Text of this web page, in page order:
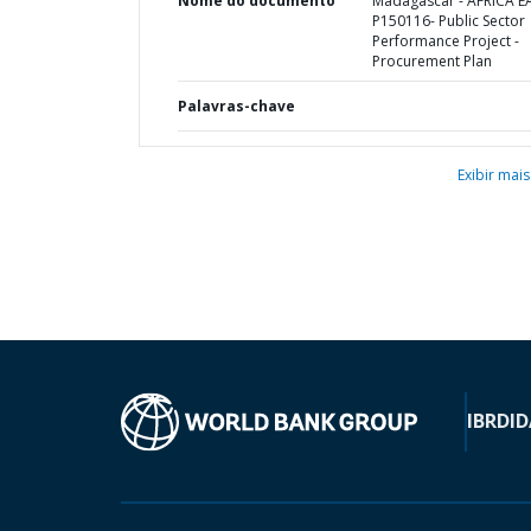
P150116- Public Sector
Performance Project -
Procurement Plan
Palavras-chave
Exibir mais
IBRD